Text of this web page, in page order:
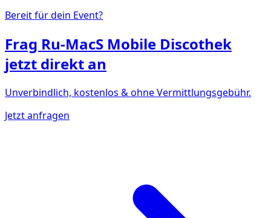
Bereit für dein Event?
Frag Ru-MacS Mobile Discothek
jetzt direkt an
Unverbindlich, kostenlos & ohne Vermittlungsgebühr.
Jetzt anfragen